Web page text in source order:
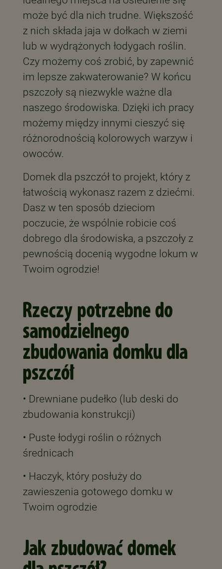
może być dla nich trudne. Większość
z nich składa jaja w dołkach w ziemi
lub w wydrążonych łodygach roślin.
Czy możemy coś zrobić, by zapewnić
im lepsze zakwaterowanie? W końcu
pszczoły są niezwykle ważne dla
naszego środowiska. Dzięki ich pracy
możemy między innymi cieszyć się
różnorodnością kolorowych warzyw i
owoców.
Domek dla pszczół to projekt, który z
łatwością wykonasz razem z dziećmi.
Dasz w ten sposób dzieciom
poczucie, że wspólnie robicie coś
dobrego dla środowiska, a pszczoły z
pewnością docenią wygodne lokum w
Twoim ogrodzie!
Rzeczy potrzebne do
samodzielnego
zbudowania domku dla
pszczół
• Drewniane pudełko (lub deski do
zbudowania konstrukcji)
• Puste łodygi roślin o różnych
średnicach
• Haczyk, który posłuży do
zawieszenia gotowego domku w
Twoim ogrodzie
Jak zbudować domek